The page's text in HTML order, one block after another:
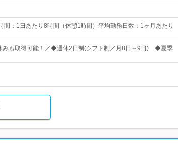
間：1日あたり8時間（休憩1時間）平均勤務日数：1ヶ月あたり
みも取得可能！／◆週休2日制(シフト制／月8日～9日) ◆夏季